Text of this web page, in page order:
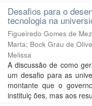
Desafios para o
tecnologia na
Figueiredo Gomes de
Marta; Bock Grau de
Melissa
A discussão de como
um desafio para as
montante que o
instituiç ões, mas aos